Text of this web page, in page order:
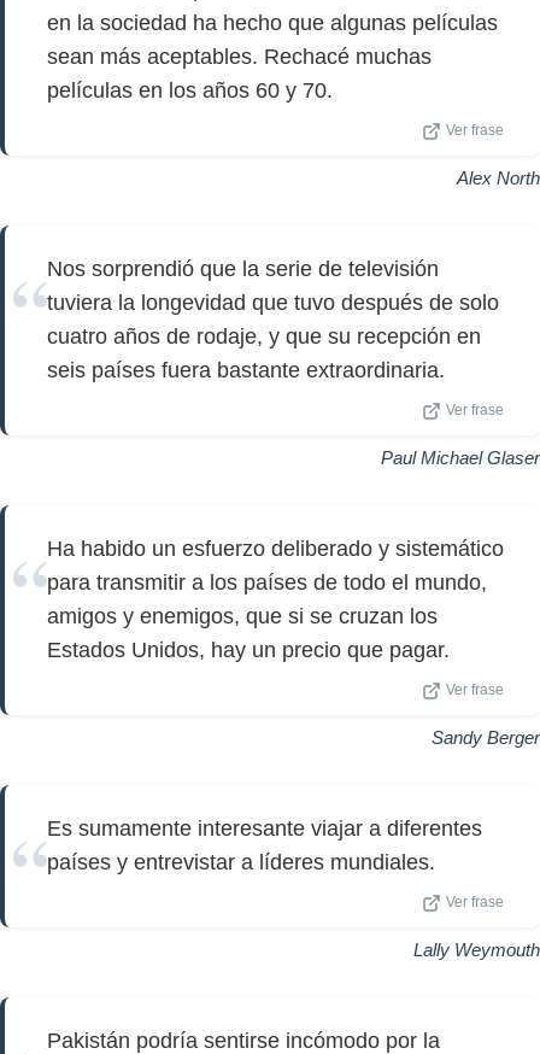
en la sociedad ha hecho que algunas películas
sean más aceptables. Rechacé muchas
películas en los años 60 y 70.
Ver frase
Alex North
Nos sorprendió que la serie de televisión
tuviera la longevidad que tuvo después de solo
cuatro años de rodaje, y que su recepción en
seis países fuera bastante extraordinaria.
Ver frase
Paul Michael Glaser
Ha habido un esfuerzo deliberado y sistemático
para transmitir a los países de todo el mundo,
amigos y enemigos, que si se cruzan los
Estados Unidos, hay un precio que pagar.
Ver frase
Sandy Berger
Es sumamente interesante viajar a diferentes
países y entrevistar a líderes mundiales.
Ver frase
Lally Weymouth
Pakistán podría sentirse incómodo por la